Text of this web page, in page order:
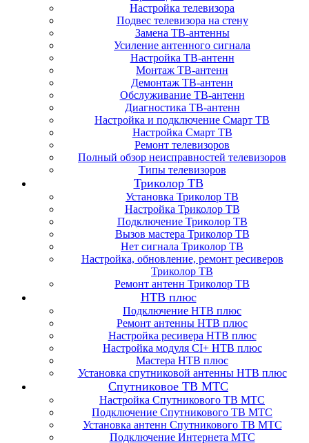
Настройка телевизора
Подвес телевизора на стену
Замена ТВ-антенны
Усиление антенного сигнала
Настройка ТВ-антенн
Монтаж ТВ-антенн
Демонтаж ТВ-антенн
Обслуживание ТВ-антенн
Диагностика ТВ-антенн
Настройка и подключение Смарт ТВ
Настройка Смарт ТВ
Ремонт телевизоров
Полный обзор неисправностей телевизоров
Типы телевизоров
Триколор ТВ
Установка Триколор ТВ
Настройка Триколор ТВ
Подключение Триколор ТВ
Вызов мастера Триколор ТВ
Нет сигнала Триколор ТВ
Настройка, обновление, ремонт ресиверов
Триколор ТВ
Ремонт антенн Триколор ТВ
НТВ плюс
Подключение НТВ плюс
Ремонт антенны НТВ плюс
Настройка ресивера НТВ плюс
Настройка модуля CI+ НТВ плюс
Мастера НТВ плюс
Установка спутниковой антенны НТВ плюс
Спутниковое ТВ МТС
Настройка Спутникового ТВ МТС
Подключение Спутникового ТВ МТС
Установка антенн Спутникового ТВ МТС
Подключение Интернета МТС